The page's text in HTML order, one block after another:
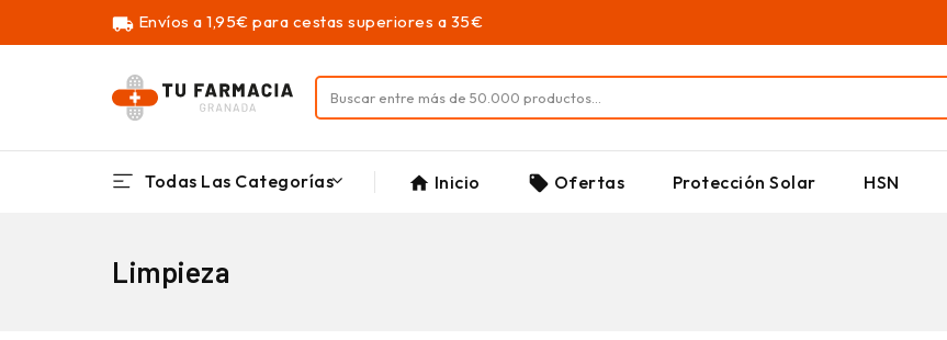
local_shipping Envíos a 1,95€ para cestas superiores a 35€
Todas Las Categorías home Inicio local_offer Ofertas Protección Solar HSN
Limpieza